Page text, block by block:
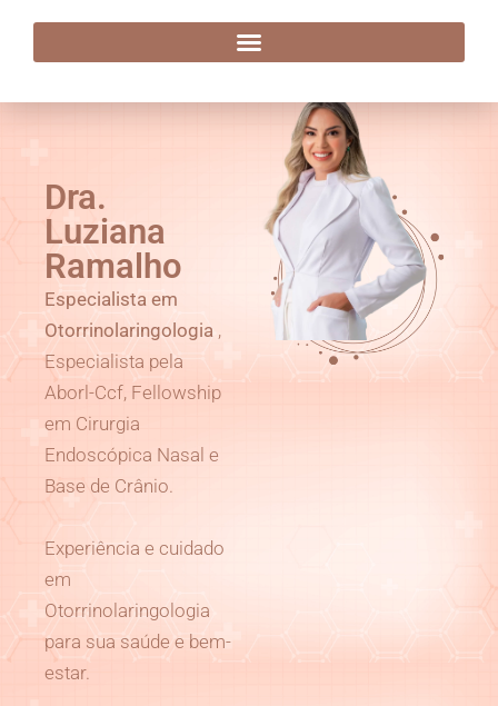
Dra. Luziana Ramalho
Dra.
Luziana
Ramalho
Especialista em
Otorrinolaringologia ,
Especialista pela
Aborl-Ccf, Fellowship
em Cirurgia
Endoscópica Nasal e
Base de Crânio.
Experiência e cuidado
em
Otorrinolaringologia
para sua saúde e bem-
estar.